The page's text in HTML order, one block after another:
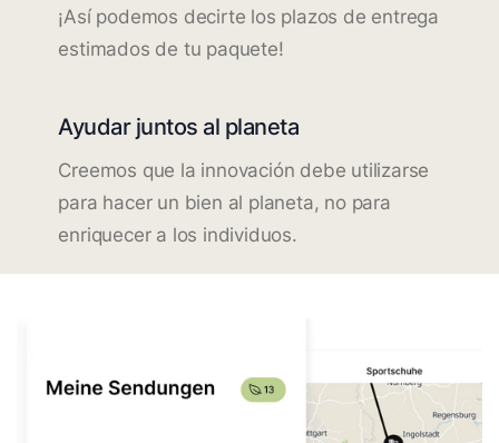
¡Así podemos decirte los plazos de entrega
estimados de tu paquete!
Ayudar juntos al planeta
Creemos que la innovación debe utilizarse
para hacer un bien al planeta, no para
enriquecer a los individuos.